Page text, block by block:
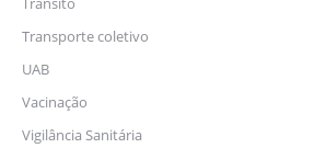
Transporte coletivo
UAB
Vacinação
Vigilância Sanitária